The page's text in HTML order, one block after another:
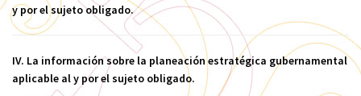
y por el sujeto obligado.
IV. La información sobre la planeación estratégica gubernamental
aplicable al y por el sujeto obligado.